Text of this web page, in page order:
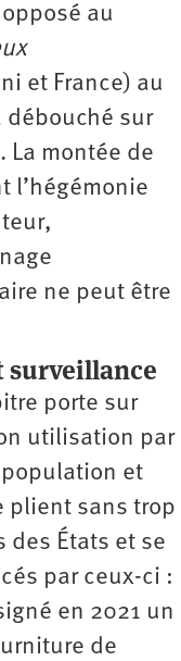
au
et France) au
débouché sur
La montée de
l’hégémonie
ne peut être
porte sur
utilisation par
et
plient sans trop
des États et se
par ceux-ci :
en 2021 un
de